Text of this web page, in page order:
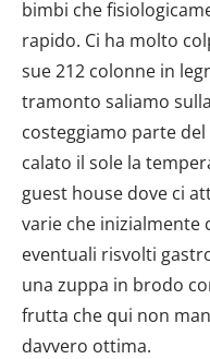
bimbi che
rapido. Ci ha molto
sue 212 colonne in
tramonto saliamo
costeggiamo parte
calato il sole la
guest house dove ci
varie che inizialmente
eventuali risvolti
una zuppa in brodo
frutta che qui non
davvero ottima.